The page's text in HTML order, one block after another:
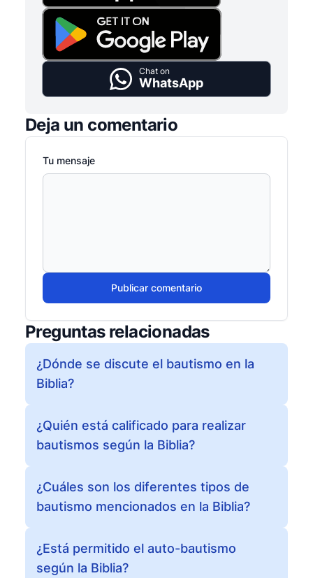
Chat on
WhatsApp
Deja un comentario
Tu mensaje
Publicar comentario
Preguntas relacionadas
¿Dónde se discute el bautismo en la
Biblia?
¿Quién está calificado para realizar
bautismos según la Biblia?
¿Cuáles son los diferentes tipos de
bautismo mencionados en la Biblia?
¿Está permitido el auto-bautismo
según la Biblia?